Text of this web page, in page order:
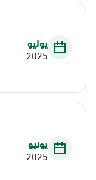
يوليو
2025
يونيو
2025